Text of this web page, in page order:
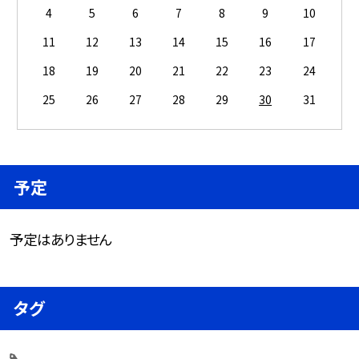
4 5 6 7 8 9
10
11
12 13 14 15 16
17
18
19 20 21 22 23
24
25
26 27 28 29 30 31
予定
予定はありません
タグ